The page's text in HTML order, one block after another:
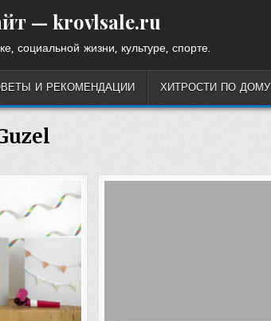
— krovlsale.ru
социальной жизни, культуре, спорте.
И РЕКОМЕНДАЦИИ ХИТРОСТИ ПО ДОМУ